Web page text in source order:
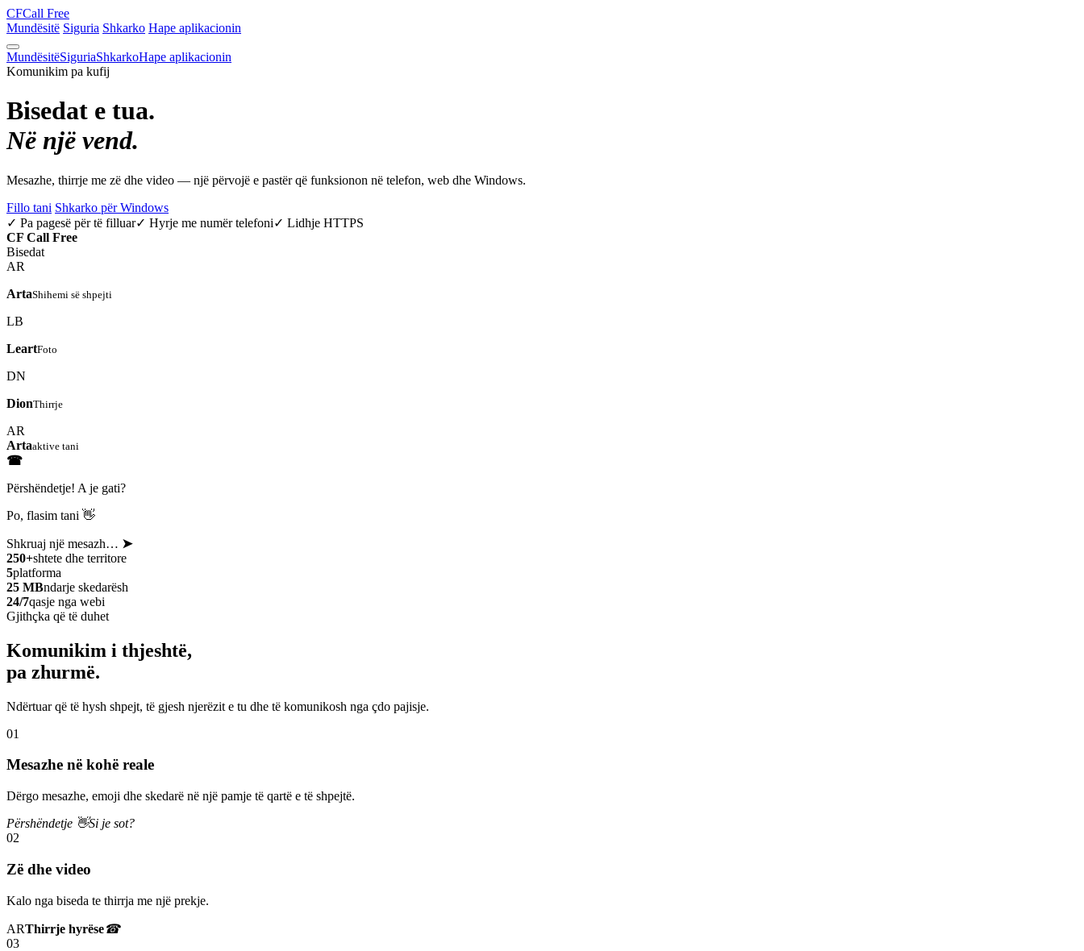
CFCall Free
Mundësitë Siguria Shkarko Hape aplikacionin
MundësitëSiguriaShkarkoHape aplikacionin
Komunikim pa kufij
Bisedat e tua.
Në një vend.
Mesazhe, thirrje me zë dhe video — një përvojë e pastër që funksionon në telefon, web dhe Windows.
Fillo tani Shkarko për Windows
✓ Pa pagesë për të filluar✓ Hyrje me numër telefoni✓ Lidhje HTTPS
CF Call Free
Bisedat
AR
ArtaShihemi së shpejti
LB
LeartFoto
DN
DionThirrje
AR
Artaaktive tani
☎
Përshëndetje! A je gati?
Po, flasim tani 👋
Shkruaj një mesazh… ➤
250+shtete dhe territore
5platforma
25 MBndarje skedarësh
24/7qasje nga webi
Gjithçka që të duhet
Komunikim i thjeshtë,
pa zhurmë.
Ndërtuar që të hysh shpejt, të gjesh njerëzit e tu dhe të komunikosh nga çdo pajisje.
01
Mesazhe në kohë reale
Dërgo mesazhe, emoji dhe skedarë në një pamje të qartë e të shpejtë.
Përshëndetje 👋Si je sot?
02
Zë dhe video
Kalo nga biseda te thirrja me një prekje.
ARThirrje hyrëse☎
03